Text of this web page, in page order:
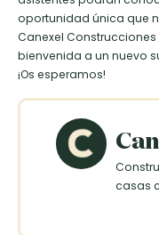
oportunidad única que
Canexel
bienvenida a un nuevo
¡Os esperamos!
casas